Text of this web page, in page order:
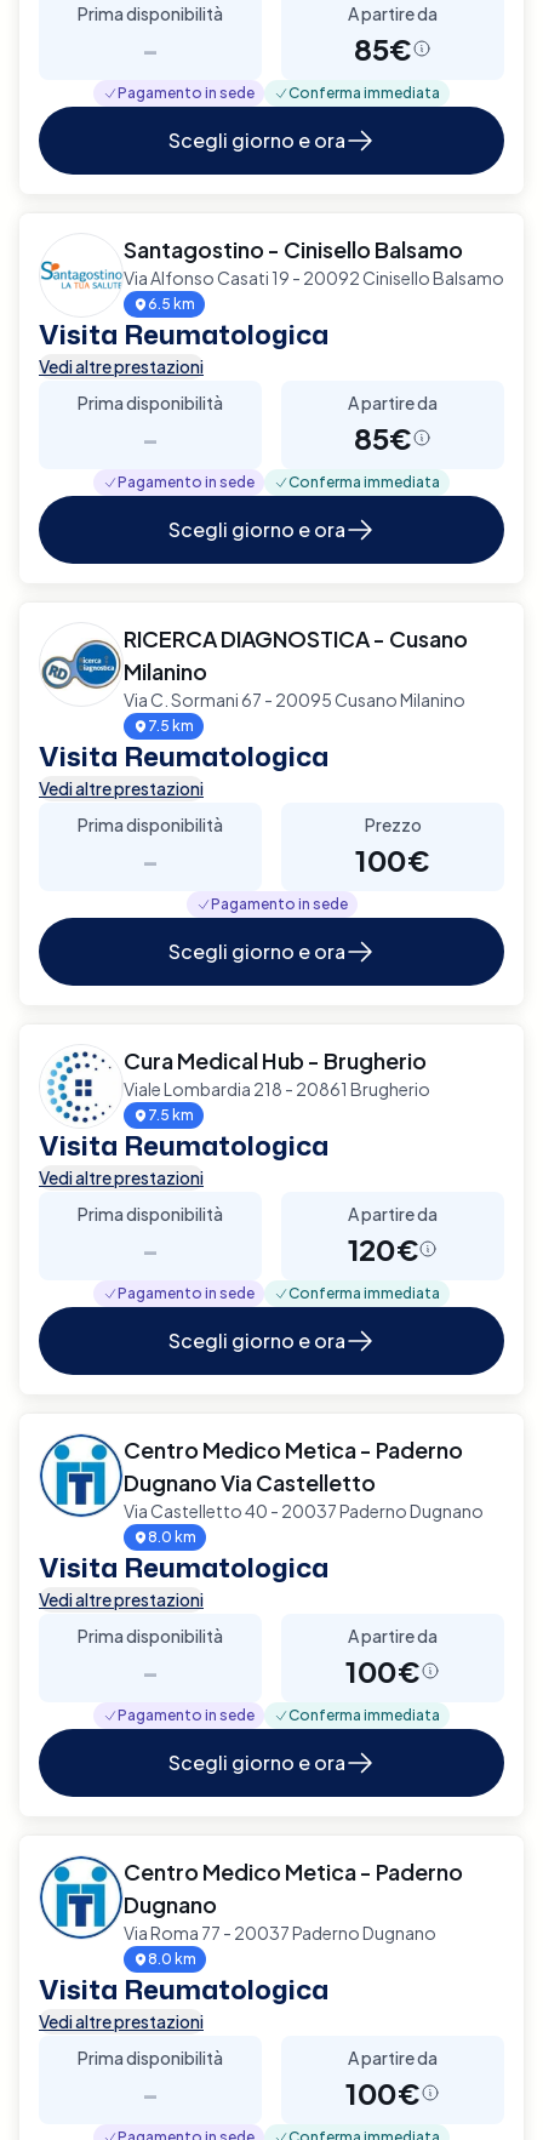
Prima disponibilità
-
A partire da
85€
Pagamento in sede Conferma immediata
Scegli giorno e ora
Santagostino - Cinisello Balsamo
Via Alfonso Casati 19 - 20092 Cinisello Balsamo
6.5 km
Visita Reumatologica
Vedi altre prestazioni
Prima disponibilità
-
A partire da
85€
Pagamento in sede Conferma immediata
Scegli giorno e ora
RICERCA DIAGNOSTICA - Cusano
Milanino
Via C. Sormani 67 - 20095 Cusano Milanino
7.5 km
Visita Reumatologica
Vedi altre prestazioni
Prima disponibilità
-
Prezzo
100€
Pagamento in sede
Scegli giorno e ora
Cura Medical Hub - Brugherio
Viale Lombardia 218 - 20861 Brugherio
7.5 km
Visita Reumatologica
Vedi altre prestazioni
Prima disponibilità
-
A partire da
120€
Pagamento in sede Conferma immediata
Scegli giorno e ora
Centro Medico Metica - Paderno
Dugnano Via Castelletto
Via Castelletto 40 - 20037 Paderno Dugnano
8.0 km
Visita Reumatologica
Vedi altre prestazioni
Prima disponibilità
-
A partire da
100€
Pagamento in sede Conferma immediata
Scegli giorno e ora
Centro Medico Metica - Paderno
Dugnano
Via Roma 77 - 20037 Paderno Dugnano
8.0 km
Visita Reumatologica
Vedi altre prestazioni
Prima disponibilità
-
A partire da
100€